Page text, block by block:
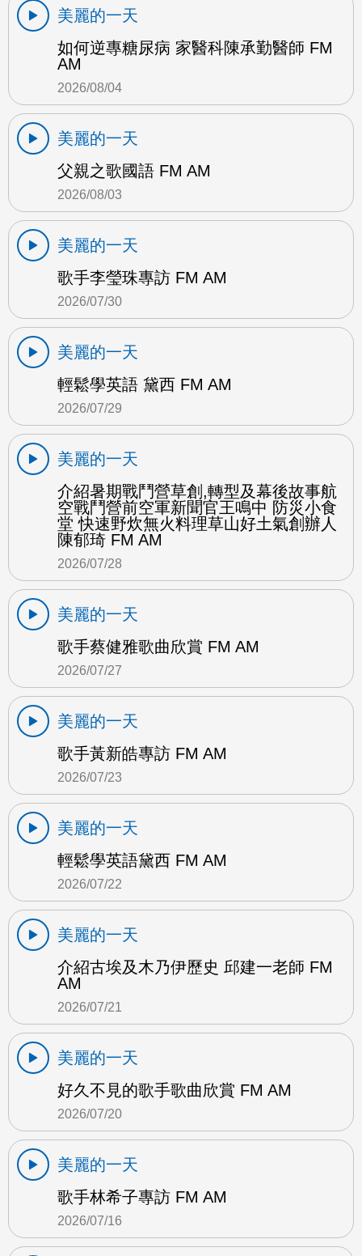
美麗的一天
如何逆專糖尿病 家醫科陳承勤醫師 FM
AM
2026/08/04
美麗的一天
父親之歌國語 FM AM
2026/08/03
美麗的一天
歌手李瑩珠專訪 FM AM
2026/07/30
美麗的一天
輕鬆學英語 黛西 FM AM
2026/07/29
美麗的一天
介紹暑期戰鬥營草創,轉型及幕後故事航
空戰鬥營前空軍新聞官王鳴中 防災小食
堂 快速野炊無火料理草山好土氣創辦人
陳郁琦 FM AM
2026/07/28
美麗的一天
歌手蔡健雅歌曲欣賞 FM AM
2026/07/27
美麗的一天
歌手黃新皓專訪 FM AM
2026/07/23
美麗的一天
輕鬆學英語黛西 FM AM
2026/07/22
美麗的一天
介紹古埃及木乃伊歷史 邱建一老師 FM
AM
2026/07/21
美麗的一天
好久不見的歌手歌曲欣賞 FM AM
2026/07/20
美麗的一天
歌手林希子專訪 FM AM
2026/07/16